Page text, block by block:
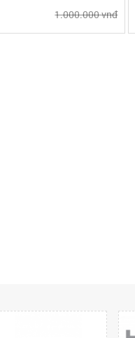
1.000.000 vnđ